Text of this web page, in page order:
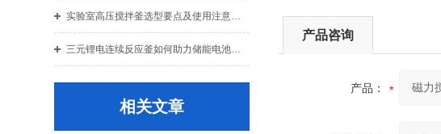
实验室高压搅拌釜选型要点及使用注意事项详解
三元锂电连续反应釜如何助力储能电池领域的发展
相关文章
产品咨询
产品：